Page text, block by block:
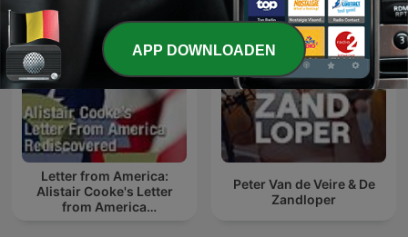
Letter from America:
Alistair Cooke's Letter
from America
Peter Van de Veire & De
Zandloper
APP DOWNLOADEN